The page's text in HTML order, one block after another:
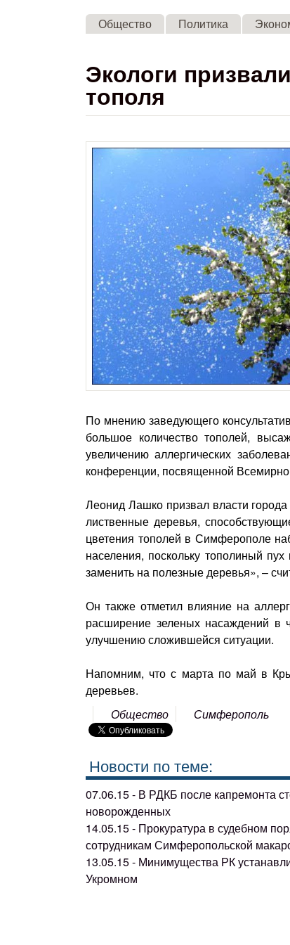
Общество Политика
Экологи
тополя
По мнению заведующего
большое количество тополей,
увеличению аллергических
конференции, посвященной
Леонид Лашко призвал власти
лиственные деревья,
цветения тополей в Симферополе
населения, поскольку тополиный
заменить на полезные деревья», –
Он также отметил влияние на
расширение зеленых насаждений в
улучшению сложившейся ситуации.
Напомним, что с марта по май в
деревьев.
Общество
Симферополь
Новости по теме:
07.06.15 - В РДКБ после капремонта
новорожденных
14.05.15 - Прокуратура в судебном
сотрудникам Симферопольской
13.05.15 - Минимущества РК
Укромном